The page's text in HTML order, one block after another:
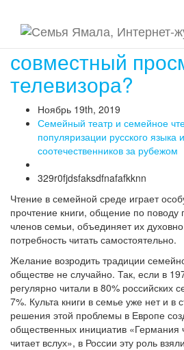
Семейное
совместный
телевизора?
Ноябрь 19th, 2019
Семейный театр и семейное
популяризации русского языка
соотечественников за рубежом
329r0fjdsfaksdfnafafkknn
Чтение в семейной среде играет
прочтение книги, общение по поводу
членов семьи, объединяет их
потребность читать самостоятельно.
Желание возродить традиции
обществе не случайно. Так, если в
регулярно читали в 80% российских
7%. Культа книги в семье уже нет и в
решения этой проблемы в Европе
общественных инициатив «Германия
читает вслух», в России эту роль